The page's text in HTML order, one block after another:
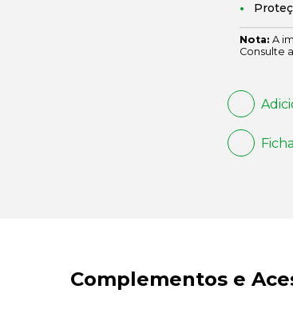
Nota: A
Consulte
Complementos e